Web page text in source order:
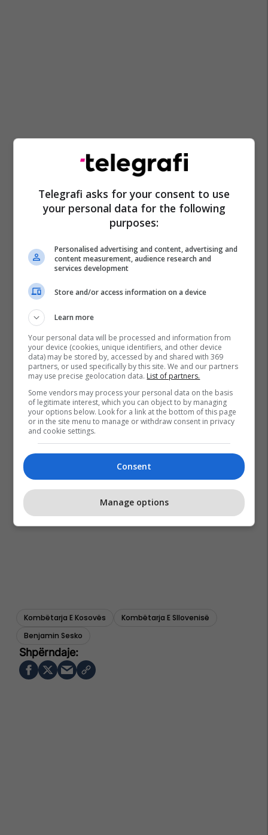
Kombëtarja E Kosovës
Kombëtarja E Sllovenisë
Benjamin Sesko
Telegrafi asks for your consent to use
your personal data for the following
purposes:
Personalised advertising and content, advertising and
content measurement, audience research and
services development
Store and/or access information on a device
Learn more
Your personal data will be processed and information from
your device (cookies, unique identifiers, and other device
data) may be stored by, accessed by and shared with 369
partners, or used specifically by this site. We and our partners
may use precise geolocation data. List of partners.
Some vendors may process your personal data on the basis
of legitimate interest, which you can object to by managing
your options below. Look for a link at the bottom of this page
or in the site menu to manage or withdraw consent in privacy
and cookie settings.
Consent
Manage options